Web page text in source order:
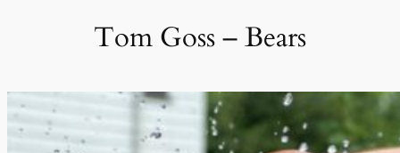
Tom Goss – Bears